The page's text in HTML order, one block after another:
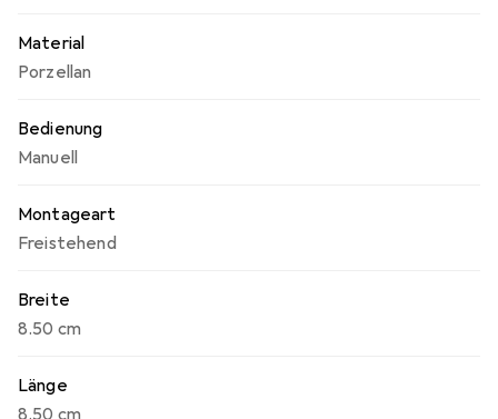
Material
Porzellan
Bedienung
Manuell
Montageart
Freistehend
Breite
8.50 cm
Länge